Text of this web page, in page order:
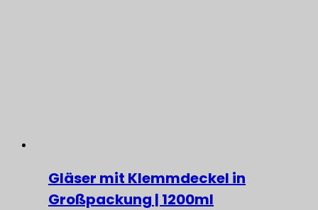
Gläser mit Klemmdeckel in
Großpackung | 1200ml